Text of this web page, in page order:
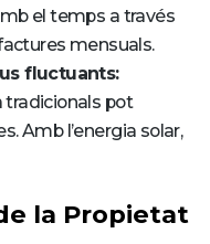
el temps a través
mensuals.
fluctuants:
tradicionals pot
Amb l’energia solar,
la Propietat